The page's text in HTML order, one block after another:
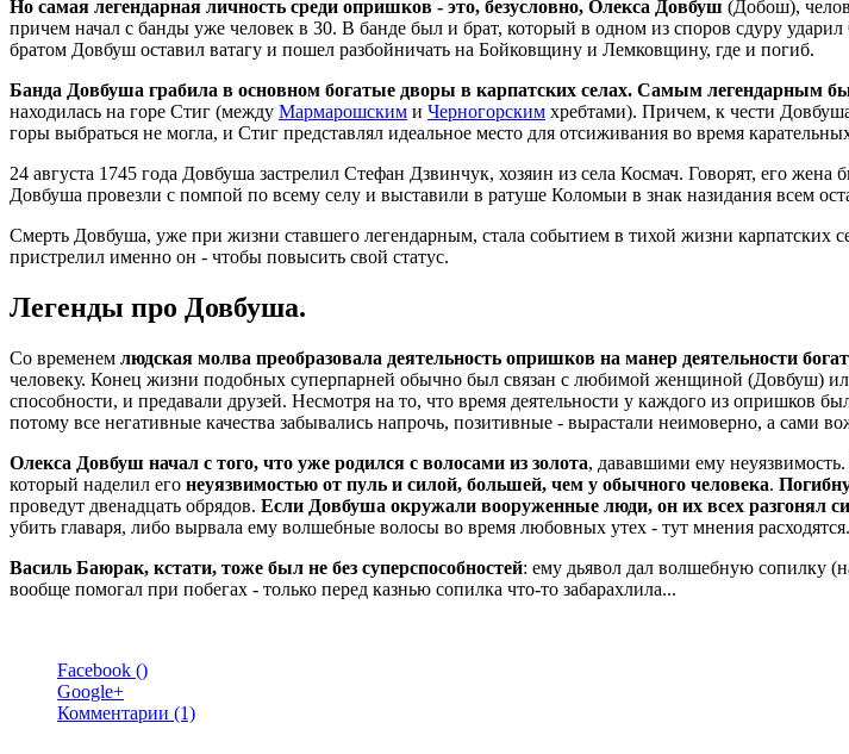
Но самая легендарная личность среди опришков - это, безусловно, Олекса Довбуш (Добош),
причем начал с банды уже человек в 30. В банде был и брат, который в одном из споров сдуру
братом Довбуш оставил ватагу и пошел разбойничать на Бойковщину и Лемковщину, где и погиб.
Банда Довбуша грабила в основном богатые дворы в карпатских селах. Самым легендарным
находилась на горе Стиг (между Мармарошским и Черногорским хребтами). Причем, к чести
горы выбраться не могла, и Стиг представлял идеальное место для отсиживания во время
24 августа 1745 года Довбуша застрелил Стефан Дзвинчук, хозяин из села Космач. Говорят, его
Довбуша провезли с помпой по всему селу и выставили в ратуше Коломыи в знак назидания всем
Смерть Довбуша, уже при жизни ставшего легендарным, стала событием в тихой жизни
пристрелил именно он - чтобы повысить свой статус.
Легенды про Довбуша.
Со временем людская молва преобразовала деятельность опришков на манер деятельности
человеку. Конец жизни подобных суперпарней обычно был связан с любимой женщиной (Довбуш)
способности, и предавали друзей. Несмотря на то, что время деятельности у каждого из опришков
потому все негативные качества забывались напрочь, позитивные - вырастали неимоверно, а сами
Олекса Довбуш начал с того, что уже родился с волосами из золота, дававшими ему
который наделил его неуязвимостью от пуль и силой, большей, чем у обычного человека.
проведут двенадцать обрядов. Если Довбуша окружали вооруженные люди, он их всех разгонял
убить главаря, либо вырвала ему волшебные волосы во время любовных утех - тут мнения расходятся.
Василь Баюрак, кстати, тоже был не без суперспособностей: ему дьявол дал волшебную сопилку
вообще помогал при побегах - только перед казнью сопилка что-то забарахлила...
Facebook ()
Google+
Комментарии (1)